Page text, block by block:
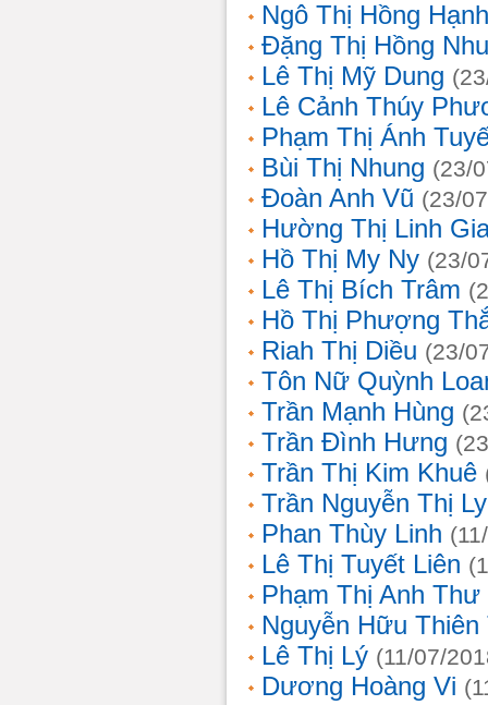
Ngô Thị Hồng Hạnh
Đặng Thị Hồng
Lê Thị Mỹ Dung
Lê Cảnh Thúy
Phạm Thị Ánh
Bùi Thị Nhung (23/
Đoàn Anh Vũ (23/
Hường Thị Linh
Hồ Thị My Ny (23/
Lê Thị Bích Trâm
Hồ Thị Phượng
Riah Thị Diều (23/
Tôn Nữ Quỳnh
Trần Mạnh Hùng
Trần Đình Hưng
Trần Thị Kim Khuê
Trần Nguyễn Thị
Phan Thùy Linh
Lê Thị Tuyết Liên
Phạm Thị Anh Thư
Nguyễn Hữu Thiên
Lê Thị Lý (11/07/
Dương Hoàng Vi